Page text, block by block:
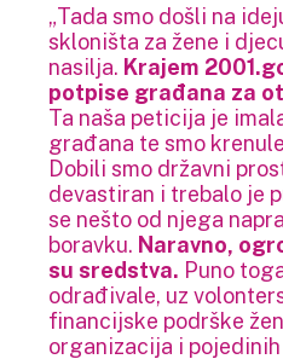
„Tada smo došli na
skloništa za žene i
nasilja. Krajem
potpise građana za
Ta naša peticija je
građana te smo
Dobili smo državni
devastiran i trebalo je
se nešto od njega
boravku. Naravno,
su sredstva. Puno
odrađivale, uz
financijske podrške
organizacija i